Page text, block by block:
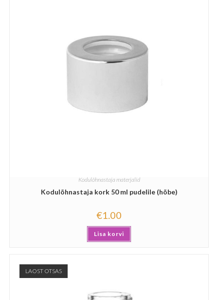
Kodulõhnastaja materjalid
Kodulõhnastaja kork 50 ml pudelile (hõbe)
€1.00
Lisa korvi
LAOST OTSAS